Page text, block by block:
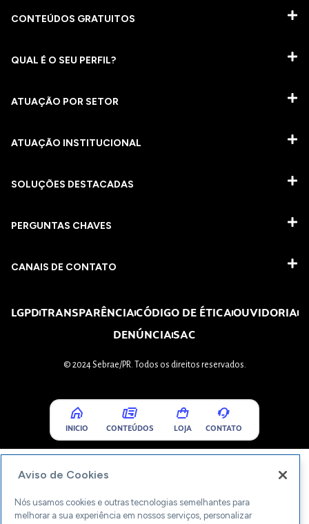
CONTEÚDOS GRATUITOS
QUAL É O SEU PERFIL?
ATUAÇÃO POR SETOR
ATUAÇÃO INSTITUCIONAL
SOLUÇÕES DESTACADAS
PERGUNTAS CHAVES​
CANAIS DE CONTATO
LGPDTRANSPARÊNCIACÓDIGO DE ÉTICAOUVIDORIA
DENÚNCIASAC
© 2024 Sebrae/PR. Todos os direitos reservados.
INICIO CONTEÚDOS LOJA CONTATO
Aviso de Cookies
Nós usamos cookies e outras tecnologias semelhantes para
melhorar a sua experiência em nossos serviços, personalizar